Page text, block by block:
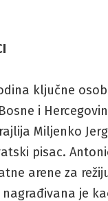
ključne
i
Miljenko
pisac.
arene za
nagrađivana je